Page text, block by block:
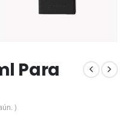
Para
)